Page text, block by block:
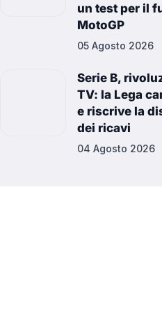
un test per il
MotoGP
05 Agosto 2026
Serie B,
TV: la Lega
e riscrive la
dei ricavi
04 Agosto 2026